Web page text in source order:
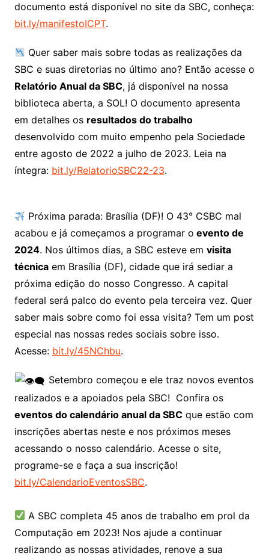
documento está disponível no site da SBC, conheça:
bit.ly/manifestoICPT.
Quer saber mais sobre todas as realizações da
SBC e suas diretorias no último ano? Então acesse o
Relatório Anual da SBC, já disponível na nossa
biblioteca aberta, a SOL! O documento apresenta
em detalhes os resultados do trabalho
desenvolvido com muito empenho pela Sociedade
entre agosto de 2022 a julho de 2023. Leia na
íntegra: bit.ly/RelatorioSBC22-23.
Próxima parada: Brasília (DF)! O 43° CSBC mal
acabou e já começamos a programar o evento de
2024. Nos últimos dias, a SBC esteve em visita
técnicaem Brasília (DF), cidade que irá sediar a
próxima edição do nosso Congresso. A capital
federal será palco do evento pela terceira vez. Quer
saber mais sobre como foi essa visita? Tem um post
especial nas nossas redes sociais sobre isso.
Acesse: bit.ly/45NChbu.
Setembro começou e ele traz novos eventos
realizados e a apoiados pela SBC! Confira os
eventos do calendário anual da SBCque estão com
inscrições abertas neste e nos próximos meses
acessando o nosso calendário. Acesse o site,
programe-se e faça a sua inscrição!
bit.ly/CalendarioEventosSBC.
A SBC completa 45 anos de trabalho em prol da
Computação em 2023! Nos ajude a continuar
realizando as nossas atividades, renove a sua